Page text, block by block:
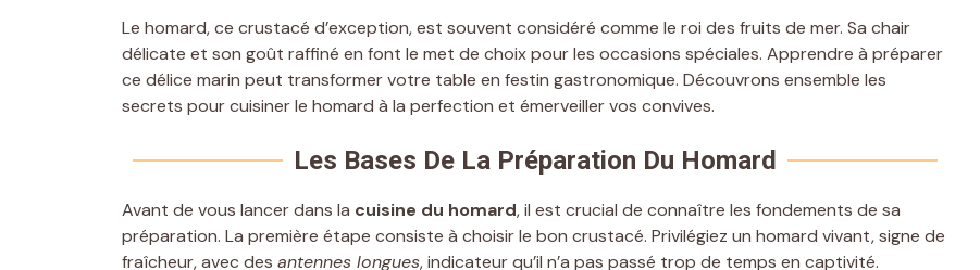
Le homard, ce crustacé d’exception, est souvent considéré comme le roi des fruits de mer. Sa chair
délicate et son goût raffiné en font le met de choix pour les occasions spéciales. Apprendre à préparer
ce délice marin peut transformer votre table en festin gastronomique. Découvrons ensemble les
secrets pour cuisiner le homard à la perfection et émerveiller vos convives.
Les Bases De La Préparation Du Homard
Avant de vous lancer dans la cuisine du homard, il est crucial de connaître les fondements de sa
préparation. La première étape consiste à choisir le bon crustacé. Privilégiez un homard vivant, signe de
fraîcheur, avec des antennes longues, indicateur qu’il n’a pas passé trop de temps en captivité.